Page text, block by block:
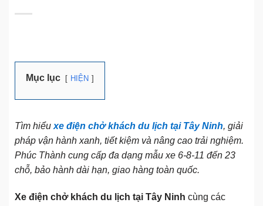
Mục lục HIỆN
Tìm hiểu xe điện chở khách du lịch tại Tây Ninh, giải
pháp vận hành xanh, tiết kiệm và nâng cao trải nghiệm.
Phúc Thành cung cấp đa dạng mẫu xe 6-8-11 đến 23
chỗ, bảo hành dài hạn, giao hàng toàn quốc.
Xe điện chở khách du lịch tại Tây Ninh cùng các